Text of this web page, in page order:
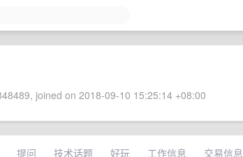
joined on 2018-09-10 15:25:14 +08:00
提问 技术话题 好玩 工作信息 交易信息